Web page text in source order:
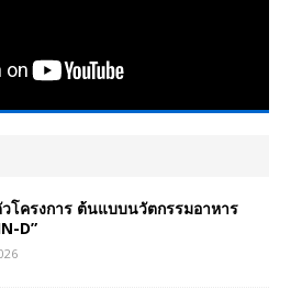
โครงการ ต้นแบบนวัตกรรมอาหาร
D”